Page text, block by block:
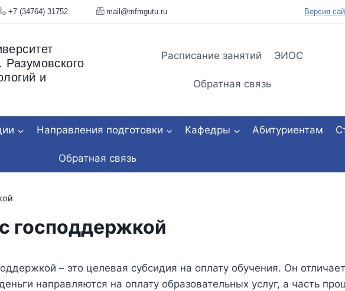
+7 (34764) 31752 mail@mfmgutu.ru Версия
и
Расписание занятий ЭИОС
Обратная связь
Направления подготовки Кафедры Абитуриентам
Обратная связь
господдержкой
– это целевая субсидия на оплату обучения. Он
направляются на оплату образовательных услуг, а часть